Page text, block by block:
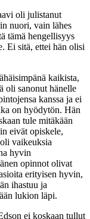
oli julistanut
nuori, vain lähes
tämä hengellisyys
Ei sitä, ettei hän olisi
kaikista,
oli sanonut hänelle
kanssa ja ei
on hyödytön. Hän
tule mitäkään
eivät opiskele,
vaikeuksia
hyvin
opinnot olivat
erityisen hyvin,
ihastuu ja
lukion läpi.
ei koskaan tullut